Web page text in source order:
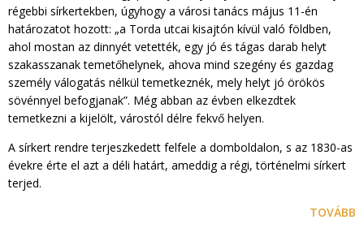
régebbi sírkertekben, úgyhogy a városi tanács május 11-én
határozatot hozott: „a Torda utcai kisajtón kívül való földben,
ahol mostan az dinnyét vetették, egy jó és tágas darab helyt
szakasszanak temetőhelynek, ahova mind szegény és gazdag
személy válogatás nélkül temetkeznék, mely helyt jó örökös
sövénnyel befogjanak”. Még abban az évben elkezdtek
temetkezni a kijelölt, várostól délre fekvő helyen.
A sírkert rendre terjeszkedett felfele a domboldalon, s az 1830-as
évekre érte el azt a déli határt, ameddig a régi, történelmi sírkert
terjed.
TOVÁBB